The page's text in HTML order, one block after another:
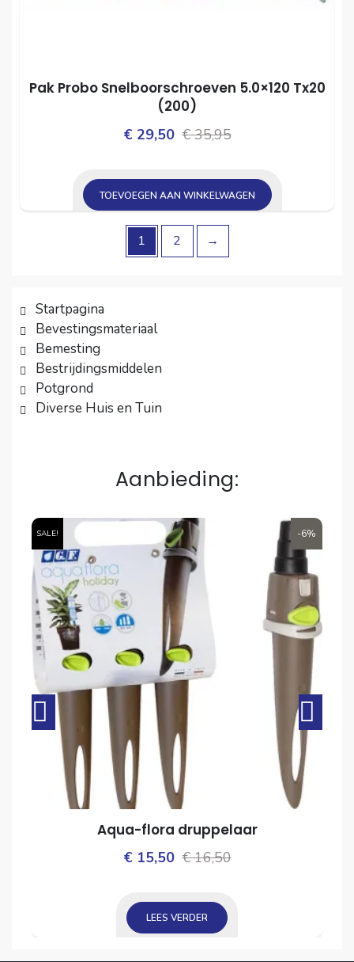
Pak Probo Snelboorschroeven 5.0×120 Tx20
(200)
€35,95Oorspronkelijke
was:
€ 35,95.
€29,50
Huidige
is:
€ 29,50.
TOEVOEGEN AAN WINKELWAGEN
1 2 →
Startpagina
Bevestingsmateriaal
Bemesting
Bestrijdingsmiddelen
Potgrond
Diverse Huis en Tuin
Aanbieding:
-6%
SALE!
Aqua-flora druppelaar
€16,50Oorspronkelijke
€15,50
Huidige
LEES VERDER